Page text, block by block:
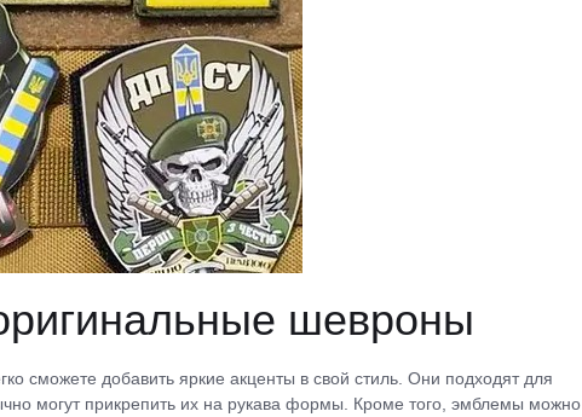
шевроны
сможете добавить яркие акценты в свой стиль. Они подходят для
могут прикрепить их на рукава формы. Кроме того, эмблемы можно